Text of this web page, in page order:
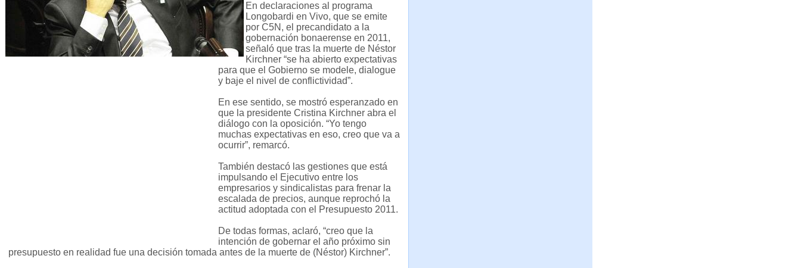
En declaraciones al programa
Longobardi en Vivo, que se emite
por C5N, el precandidato a la
gobernación bonaerense en 2011,
señaló que tras la muerte de Néstor
Kirchner “se ha abierto expectativas
para que el Gobierno se modele, dialogue
y baje el nivel de conflictividad”.
En ese sentido, se mostró esperanzado en
que la presidente Cristina Kirchner abra el
diálogo con la oposición. “Yo tengo
muchas expectativas en eso, creo que va a
ocurrir”, remarcó.
También destacó las gestiones que está
impulsando el Ejecutivo entre los
empresarios y sindicalistas para frenar la
escalada de precios, aunque reprochó la
actitud adoptada con el Presupuesto 2011.
De todas formas, aclaró, “creo que la
intención de gobernar el año próximo sin
presupuesto en realidad fue una decisión tomada antes de la muerte de (Néstor) Kirchner”.